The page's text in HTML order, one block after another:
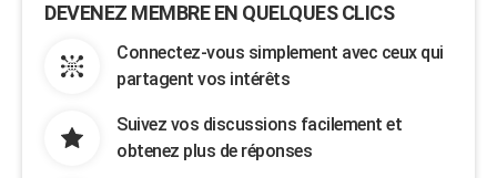
DEVENEZ MEMBRE EN QUELQUES CLICS
Connectez-vous simplement avec ceux qui
partagent vos intérêts
Suivez vos discussions facilement et
obtenez plus de réponses